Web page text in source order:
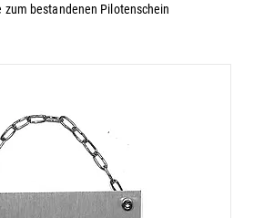
zum bestandenen Pilotenschein